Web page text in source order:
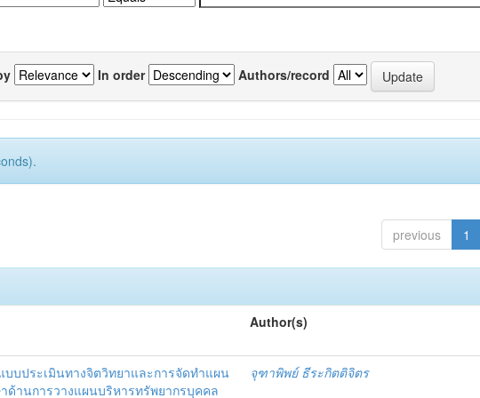
In order Authors/record
previous 1
Author(s)
บประเมินทางจิตวิทยาและการจัดทำแผน
านการวางแผนบริหารทรัพยากรบุคคล
จุฑาพิพย์ ธีระกิตติจิตร